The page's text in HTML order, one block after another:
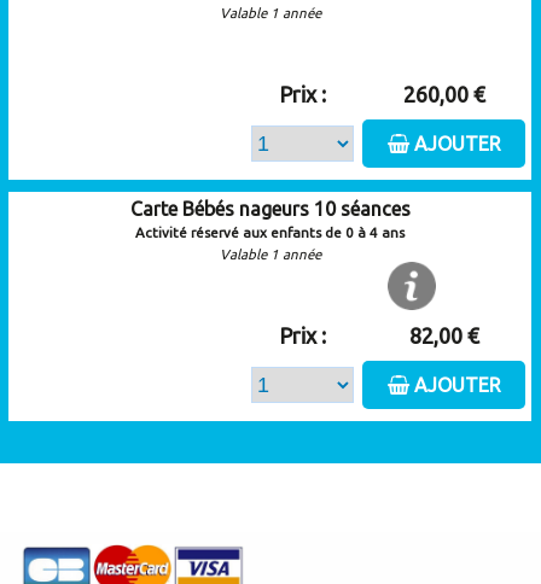
Valable 1 année
Prix : 260,00 €
AJOUTER
Carte Bébés nageurs 10 séances
Activité réservé aux enfants de 0 à 4 ans
Valable 1 année
Prix : 82,00 €
AJOUTER